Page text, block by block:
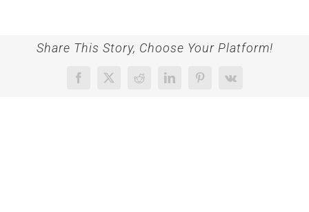
Share This Story, Choose Your Platform!
Facebook
X RedditLinkedInPinterest
Vk